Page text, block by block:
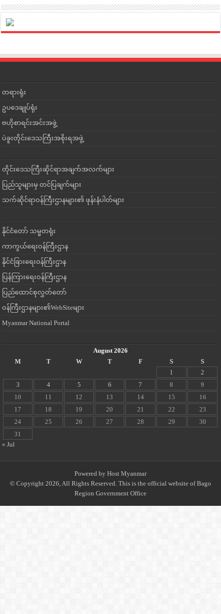
တရားရုံး
ဥပဒေချုပ်ရုံး
ဗဟိုစာရင်းအင်းအဖွဲ့
ပဲခူးတိုင်းဒေသကြီးအစိုးရအဖွဲ့
တိုင်းဒေသကြီးဆိုင်ရာအချက်အလက်များ
ပြည်သူများမှ တင်ပြချက်များ
သက်ဆိုင်ရာဝန်ကြီးဌာနများ၏ ဖုန်းနံပါတ်များ
နိုင်ငံတော် သမ္မတရုံး
ကာကွယ်ရေးဝန်ကြီးဌာန
နိုင်ငံခြားရေးဝန်ကြီးဌာန
ပြန်ကြားရေးဝန်ကြီးဌာန
ပြည်ထောင်စုလွှတ်တော်
ဝန်ကြီးဌာနများ၏WebSiteများ
Myanmar National Portal
August 2026
M
T W T F S
S
1
2
3
4 5 6 7 8
9
10
11 12 13 14 15
16
17
18 19 20 21 22
23
24
25 26 27 28 29
30
31
« Jul
Powered by Host Myanmar
© Copyright 2026, All Rights Reserved. This is the official website of Bago
Region Government Office